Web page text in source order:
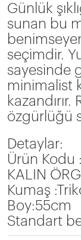
Günlük
sunan bu
seçimdir.
sayesinde
minimalist
özgürlüğü
Detaylar:
Ürün Kodu
KALIN
Kumaş
Boy:55cm
Standart